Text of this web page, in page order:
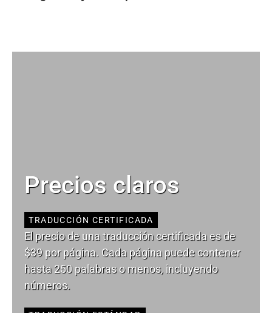
Precios claros
TRADUCCIÓN CERTIFICADA
El precio de una traducción certificada es de
$39 por página. Cada página puede contener
hasta 250 palabras o menos, incluyendo
números.